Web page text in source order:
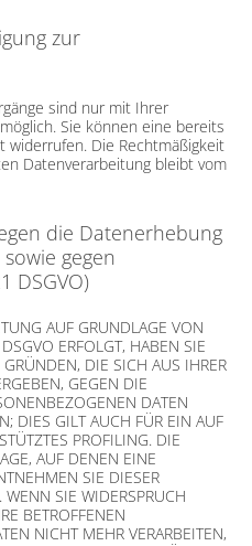
zur
sind nur mit Ihrer
Sie können eine bereits
widerrufen. Die Rechtmäßigkeit
Datenverarbeitung bleibt vom
die Datenerhebung
gegen
DSGVO)
AUF GRUNDLAGE VON
ERFOLGT, HABEN SIE
GRÜNDEN, DIE SICH AUS IHRER
GEGEN DIE
DATEN
DIES GILT AUCH FÜR EIN AUF
PROFILING. DIE
AUF DENEN EINE
SIE DIESER
WENN SIE WIDERSPRUCH
BETROFFENEN
NICHT MEHR VERARBEITEN,